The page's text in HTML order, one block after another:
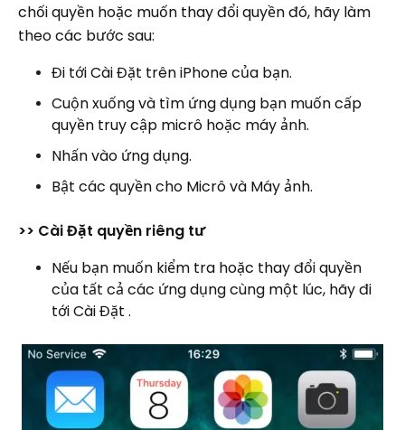
chối quyền hoặc muốn thay đổi quyền đó, hãy làm
theo các bước sau:
Đi tới Cài Đặt trên iPhone của bạn.
Cuộn xuống và tìm ứng dụng bạn muốn cấp
quyền truy cập micrô hoặc máy ảnh.
Nhấn vào ứng dụng.
Bật các quyền cho Micrô và Máy ảnh.
>> Cài Đặt quyền riêng tư
Nếu bạn muốn kiểm tra hoặc thay đổi quyền
của tất cả các ứng dụng cùng một lúc, hãy đi
tới Cài Đặt .